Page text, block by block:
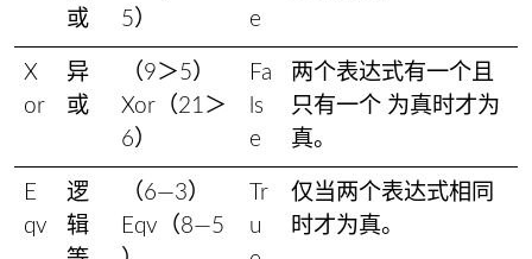
或
5）
e
X
or
异
或
（9＞5）
Xor（21＞
6）
Fa
ls
e
两个表达式有一个且
只有一个 为真时才为
真。
E
qv
逻
辑
（6―3）
Eqv（8―5
Tr
u
仅当两个表达式相同
时才为真。